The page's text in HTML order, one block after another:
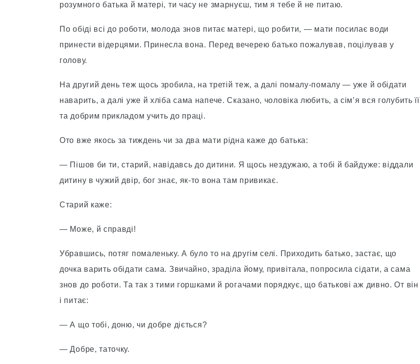
розумного батька й матері, ти часу не змарнуєш, тим я тебе й не питаю.
По обіді всі до роботи, молода знов питає матері, що робити, — мати посилає води
принести відерцями. Принесла вона. Перед вечерею батько пожалував, поцілував у
голову.
На другий день теж щось зробила, на третій теж, а далі помалу-помалу — уже й обідати
наварить, а далі уже й хліба сама напече. Сказано, чоловіка любить, а сім’я вся голубить її
та добрим прикладом учить до праці.
Ото вже якось за тиждень чи за два мати рідна каже до батька:
— Пішов би ти, старий, навідавсь до дитини. Я щось нездужаю, а тобі й байдуже: віддали
дитину в чужий двір, бог знає, як-то вона там привикає.
Старий каже:
— Може, й справді!
Убравшись, потяг помаленьку. А було то на другім селі. Приходить батько, застає, що
дочка варить обідати сама. Звичайно, зраділа йому, привітала, попросила сідати, а сама
знов до роботи. Та так з тими горшками й рогачами порядкує, що батькові аж дивно. От він
і питає:
— А що тобі, доню, чи добре діється?
— Добре, таточку.